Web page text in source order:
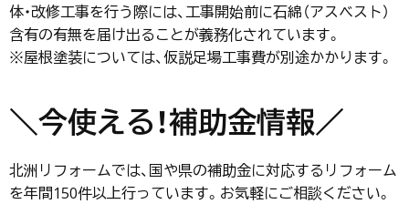
体・改修工事を行う際には、工事開始前に石綿（アスベスト）
含有の有無を届け出ることが義務化されています。
※屋根塗装については、仮説足場工事費が別途かかります。
＼今使える！補助金情報／
北洲リフォームでは、国や県の補助金に対応するリフォーム
を年間150件以上行っています。お気軽にご相談ください。